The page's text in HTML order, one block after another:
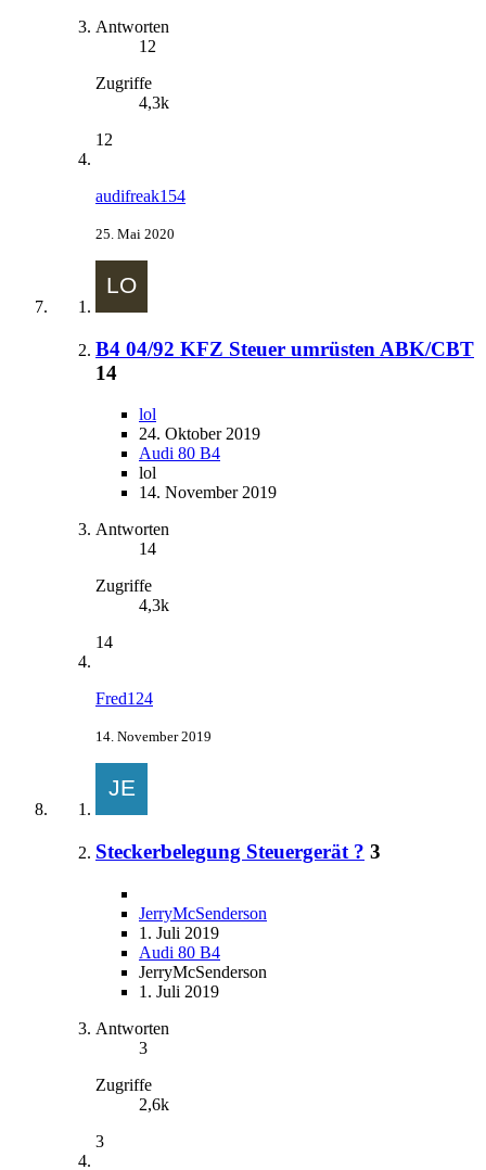
Antworten
12
Zugriffe
4,3k
12
audifreak154
25. Mai 2020
B4 04/92 KFZ Steuer umrüsten ABK/CBT
14
lol
24. Oktober 2019
Audi 80 B4
lol
14. November 2019
Antworten
14
Zugriffe
4,3k
14
Fred124
14. November 2019
Steckerbelegung Steuergerät ? 3
JerryMcSenderson
1. Juli 2019
Audi 80 B4
JerryMcSenderson
1. Juli 2019
Antworten
3
Zugriffe
2,6k
3